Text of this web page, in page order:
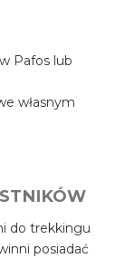
Pafos lub
własnym
do trekkingu
posiadać